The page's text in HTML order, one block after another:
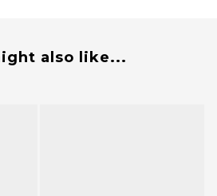
also like...